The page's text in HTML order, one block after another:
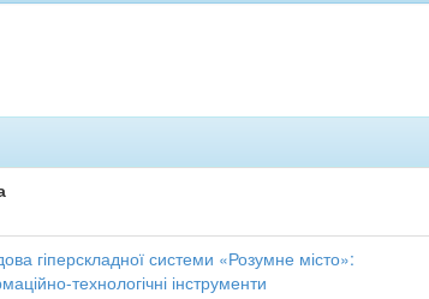
гіперскладної системи «Розумне місто»:
технологічні інструменти